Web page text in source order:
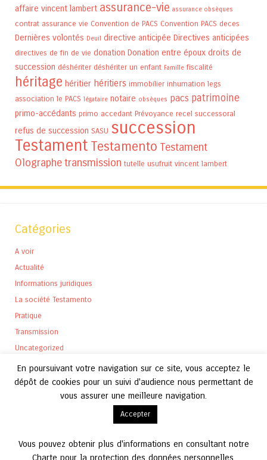
affaire vincent lambert assurance-vie assurance obsèques
contrat assurance vie Convention de PACS Convention PACS deces
Dernières volontés Deuil directive anticipée Directives anticipées
directives de fin de vie donation Donation entre époux droits de
succession déshériter déshériter un enfant Famille fiscalité
héritage héritier héritiers immobilier inhumation legs
association le PACS légataire notaire obsèques pacs patrimoine
primo-accédants primo accedant Prévoyance recel successoral
refus de succession SASU succession
Testament Testamento Testament
Olographetransmission tutelle usufruit vincent lambert
Catégories
A voir
Actualité
Informations juridiques
La société Testamento
Pratique
Transmission
Uncategorized
En poursuivant votre navigation sur ce site, vous acceptez le
dépôt de cookies pour un suivi d'audience nous permettant de
vous assurer une meilleure navigation.
Accepter
Vous pouvez obtenir plus d'informations en consultant notre
Charte pour la protection des données personnelles.